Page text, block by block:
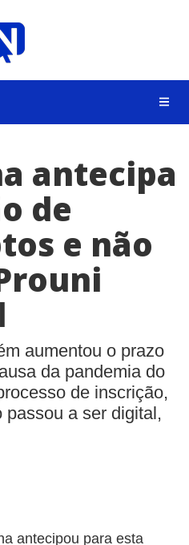
antecipa
de
e não
aumentou o prazo
da pandemia do
de inscrição,
passou a ser digital,
antecipou para esta